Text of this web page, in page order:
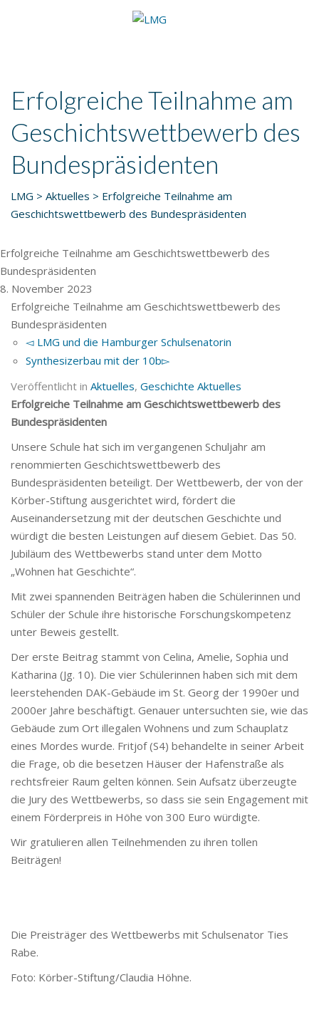
Erfolgreiche Teilnahme am
Geschichtswettbewerb des
Bundespräsidenten
LMG > Aktuelles > Erfolgreiche Teilnahme am
Geschichtswettbewerb des Bundespräsidenten
Erfolgreiche Teilnahme am Geschichtswettbewerb des
Bundespräsidenten
8. November 2023
Erfolgreiche Teilnahme am Geschichtswettbewerb des
Bundespräsidenten
LMG und die Hamburger Schulsenatorin
Synthesizerbau mit der 10b
Veröffentlicht in Aktuelles, Geschichte Aktuelles
Erfolgreiche Teilnahme am Geschichtswettbewerb des
Bundespräsidenten
Unsere Schule hat sich im vergangenen Schuljahr am
renommierten Geschichtswettbewerb des
Bundespräsidenten beteiligt. Der Wettbewerb, der von der
Körber-Stiftung ausgerichtet wird, fördert die
Auseinandersetzung mit der deutschen Geschichte und
würdigt die besten Leistungen auf diesem Gebiet. Das 50.
Jubiläum des Wettbewerbs stand unter dem Motto
„Wohnen hat Geschichte“.
Mit zwei spannenden Beiträgen haben die Schülerinnen und
Schüler der Schule ihre historische Forschungskompetenz
unter Beweis gestellt.
Der erste Beitrag stammt von Celina, Amelie, Sophia und
Katharina (Jg. 10). Die vier Schülerinnen haben sich mit dem
leerstehenden DAK-Gebäude im St. Georg der 1990er und
2000er Jahre beschäftigt. Genauer untersuchten sie, wie das
Gebäude zum Ort illegalen Wohnens und zum Schauplatz
eines Mordes wurde. Fritjof (S4) behandelte in seiner Arbeit
die Frage, ob die besetzen Häuser der Hafenstraße als
rechtsfreier Raum gelten können. Sein Aufsatz überzeugte
die Jury des Wettbewerbs, so dass sie sein Engagement mit
einem Förderpreis in Höhe von 300 Euro würdigte.
Wir gratulieren allen Teilnehmenden zu ihren tollen
Beiträgen!
Die Preisträger des Wettbewerbs mit Schulsenator Ties
Rabe.
Foto: Körber-Stiftung/Claudia Höhne.